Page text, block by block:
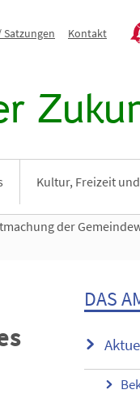
Kontakt
Kultur, Freizeit
der
DAS